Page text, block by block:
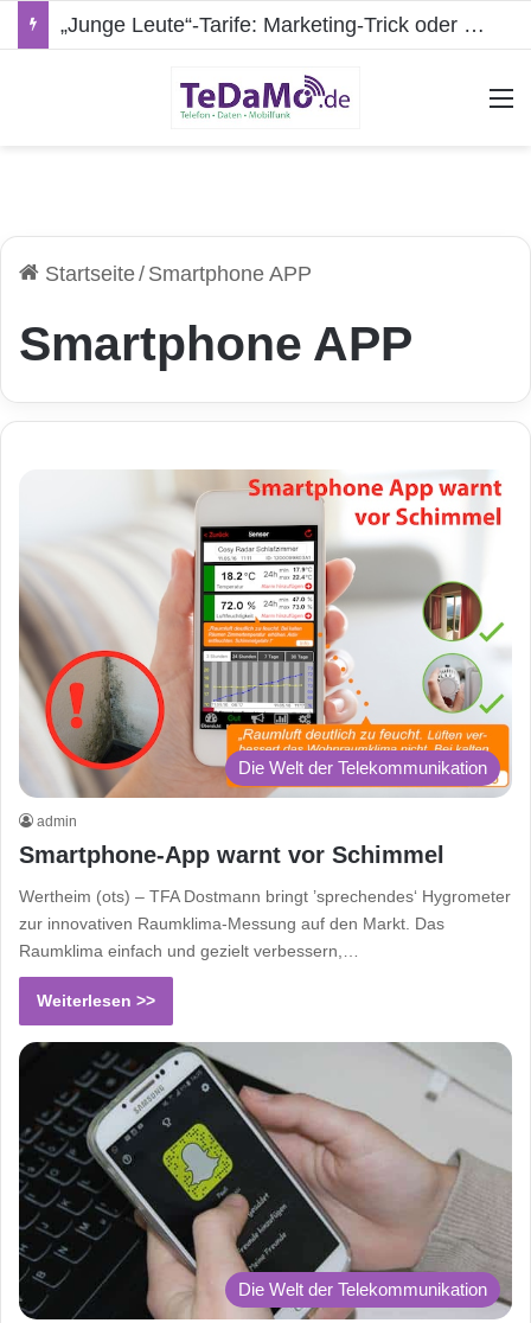
„Junge Leute“-Tarife: Marketing-Trick oder echte Vorteile?
Startseite/ Smartphone APP
Smartphone APP
Die Welt der Telekommunikation
admin
Smartphone-App warnt vor Schimmel
Wertheim (ots) – TFA Dostmann bringt ’sprechendes‘ Hygrometer
zur innovativen Raumklima-Messung auf den Markt. Das
Raumklima einfach und gezielt verbessern,…
Weiterlesen >>
Die Welt der Telekommunikation